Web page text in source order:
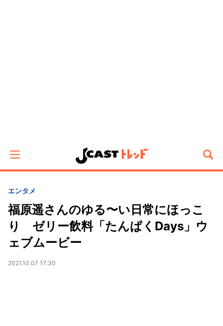
エンタメ
福原遥さんのゆる〜い日常にほっこ
り ゼリー飲料「たんぱくDays」ウ
ェブムービー
2021.10.07 17:30